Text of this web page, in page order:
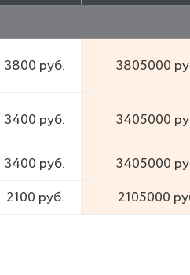
3800 руб. 3805000
3400 руб. 3405000
3400 руб.
3405000
2100 руб. 2105000